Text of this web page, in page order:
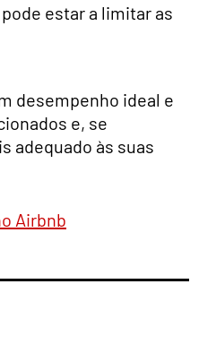
estar a limitar as
desempenho ideal e
e, se
adequado às suas
Airbnb